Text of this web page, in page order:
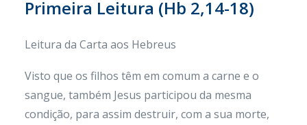
Primeira Leitura (Hb 2,14-18)
Leitura da Carta aos Hebreus
Visto que os filhos têm em comum a carne e o
sangue, também Jesus participou da mesma
condição, para assim destruir, com a sua morte,